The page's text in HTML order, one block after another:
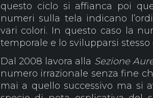
questo ciclo si affianca poi
numeri sulla tela indicano
vari colori. In questo caso la
temporale e lo svilupparsi stesso
Dal 2008 lavora alla Sezione
numero irrazionale senza fine
mai a quello successivo ma si